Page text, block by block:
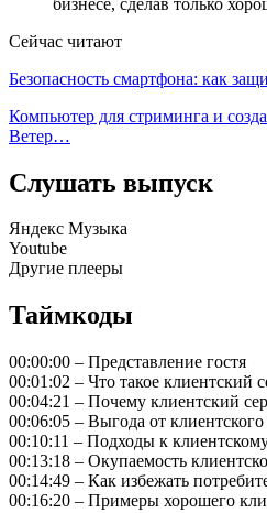
Сейчас читают
Безопасность смартфона: как
Компьютер для стриминга и
Ветер…
Слушать выпуск
Яндекс Музыка
Youtube
Другие плееры
Таймкоды
00:00:00 – Представление гостя
00:01:02 – Что такое клиентский
00:04:21 – Почему клиентский
00:06:05 – Выгода от клиентского
00:10:11 – Подходы к
00:13:18 – Окупаемость
00:14:49 – Как избежать
00:16:20 – Примеры хорошего